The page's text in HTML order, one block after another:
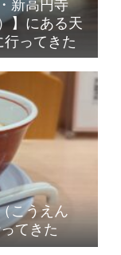
新高円寺
】にある天
ってきた
こうえん
てきた